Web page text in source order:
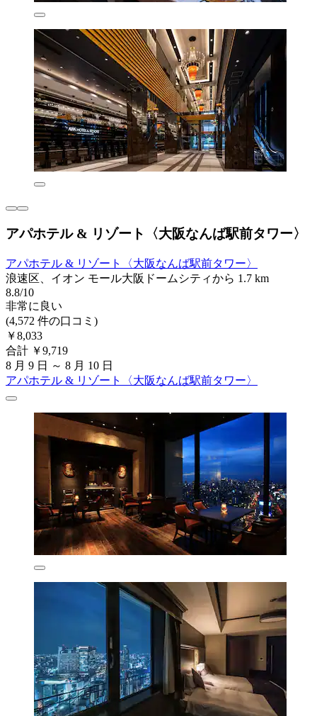
アパホテル & リゾート〈大阪なんば駅前タワー〉
アパホテル & リゾート〈大阪なんば駅前タワー〉
浪速区、イオン モール大阪ドームシティから 1.7 km
8.8/10
非常に良い
(4,572 件の口コミ)
￥8,033
合計 ￥9,719
8 月 9 日 ～ 8 月 10 日
アパホテル & リゾート〈大阪なんば駅前タワー〉